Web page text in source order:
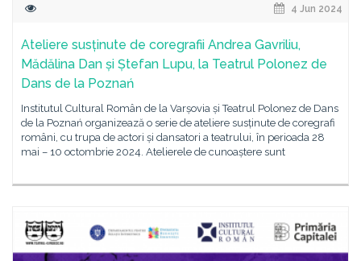
4 Jun 2024
Ateliere susținute de coregrafii Andrea Gavriliu,
Mădălina Dan și Ștefan Lupu, la Teatrul Polonez de
Dans de la Poznań
Institutul Cultural Român de la Varșovia și Teatrul Polonez de Dans
de la Poznań organizează o serie de ateliere susținute de coregrafi
români, cu trupa de actori și dansatori a teatrului, în perioada 28
mai – 10 octombrie 2024. Atelierele de cunoaștere sunt